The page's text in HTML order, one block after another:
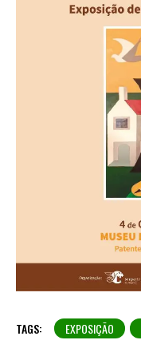
TAGS: EXPOSIÇÃO